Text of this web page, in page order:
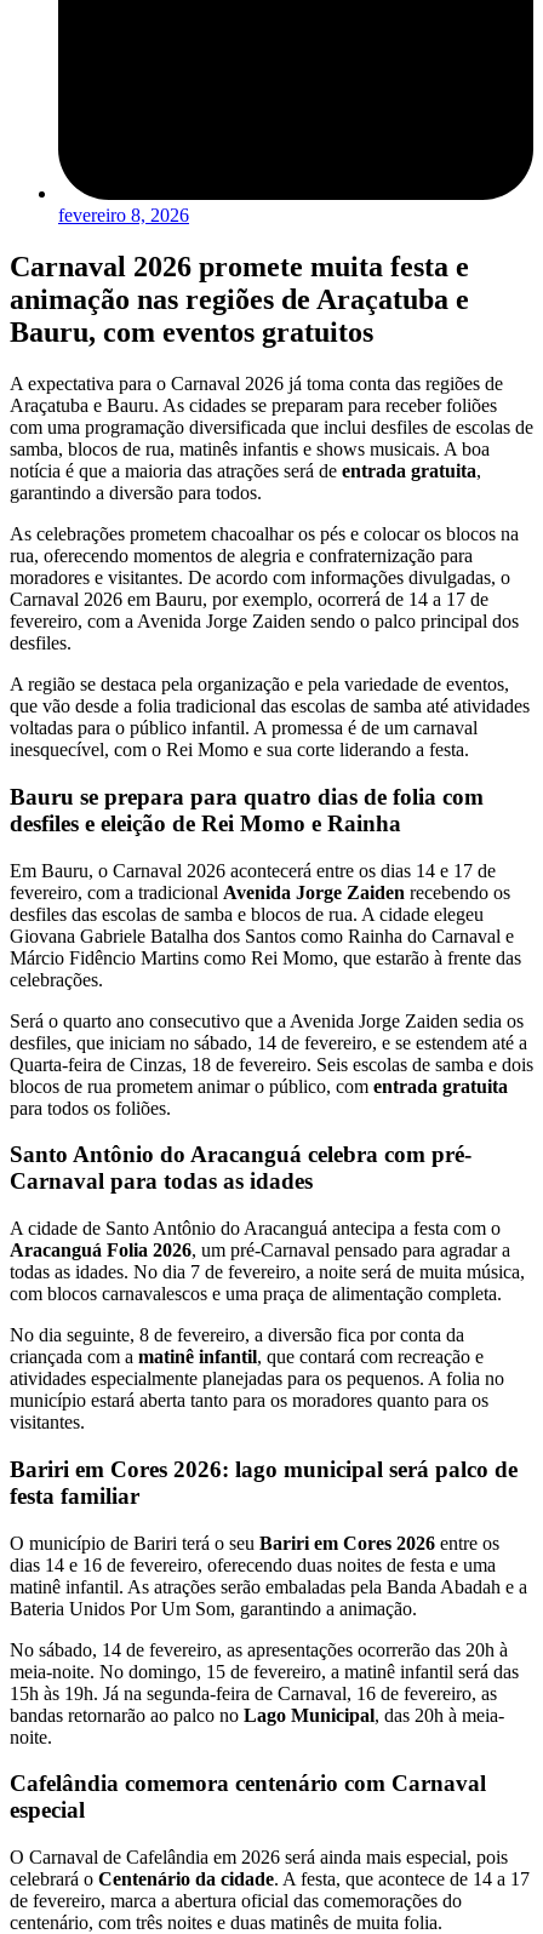
fevereiro 8, 2026
Carnaval 2026 promete muita festa e
animação nas regiões de Araçatuba e
Bauru, com eventos gratuitos
A expectativa para o Carnaval 2026 já toma conta das regiões de
Araçatuba e Bauru. As cidades se preparam para receber foliões
com uma programação diversificada que inclui desfiles de escolas de
samba, blocos de rua, matinês infantis e shows musicais. A boa
notícia é que a maioria das atrações será de entrada gratuita,
garantindo a diversão para todos.
As celebrações prometem chacoalhar os pés e colocar os blocos na
rua, oferecendo momentos de alegria e confraternização para
moradores e visitantes. De acordo com informações divulgadas, o
Carnaval 2026 em Bauru, por exemplo, ocorrerá de 14 a 17 de
fevereiro, com a Avenida Jorge Zaiden sendo o palco principal dos
desfiles.
A região se destaca pela organização e pela variedade de eventos,
que vão desde a folia tradicional das escolas de samba até atividades
voltadas para o público infantil. A promessa é de um carnaval
inesquecível, com o Rei Momo e sua corte liderando a festa.
Bauru se prepara para quatro dias de folia com
desfiles e eleição de Rei Momo e Rainha
Em Bauru, o Carnaval 2026 acontecerá entre os dias 14 e 17 de
fevereiro, com a tradicional Avenida Jorge Zaiden recebendo os
desfiles das escolas de samba e blocos de rua. A cidade elegeu
Giovana Gabriele Batalha dos Santos como Rainha do Carnaval e
Márcio Fidêncio Martins como Rei Momo, que estarão à frente das
celebrações.
Será o quarto ano consecutivo que a Avenida Jorge Zaiden sedia os
desfiles, que iniciam no sábado, 14 de fevereiro, e se estendem até a
Quarta-feira de Cinzas, 18 de fevereiro. Seis escolas de samba e dois
blocos de rua prometem animar o público, com entrada gratuita
para todos os foliões.
Santo Antônio do Aracanguá celebra com pré-
Carnaval para todas as idades
A cidade de Santo Antônio do Aracanguá antecipa a festa com o
Aracanguá Folia 2026, um pré-Carnaval pensado para agradar a
todas as idades. No dia 7 de fevereiro, a noite será de muita música,
com blocos carnavalescos e uma praça de alimentação completa.
No dia seguinte, 8 de fevereiro, a diversão fica por conta da
criançada com a matinê infantil, que contará com recreação e
atividades especialmente planejadas para os pequenos. A folia no
município estará aberta tanto para os moradores quanto para os
visitantes.
Bariri em Cores 2026: lago municipal será palco de
festa familiar
O município de Bariri terá o seu Bariri em Cores 2026 entre os
dias 14 e 16 de fevereiro, oferecendo duas noites de festa e uma
matinê infantil. As atrações serão embaladas pela Banda Abadah e a
Bateria Unidos Por Um Som, garantindo a animação.
No sábado, 14 de fevereiro, as apresentações ocorrerão das 20h à
meia-noite. No domingo, 15 de fevereiro, a matinê infantil será das
15h às 19h. Já na segunda-feira de Carnaval, 16 de fevereiro, as
bandas retornarão ao palco no Lago Municipal, das 20h à meia-
noite.
Cafelândia comemora centenário com Carnaval
especial
O Carnaval de Cafelândia em 2026 será ainda mais especial, pois
celebrará o Centenário da cidade. A festa, que acontece de 14 a 17
de fevereiro, marca a abertura oficial das comemorações do
centenário, com três noites e duas matinês de muita folia.